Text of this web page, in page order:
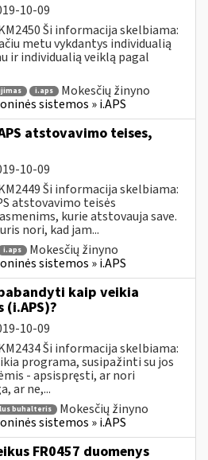
10-09
Ši informacija skelbiama:
metu vykdantys individualią
ir individualią veiklą pagal
i.aps
Mokesčių žinyno
sistemos » i.APS
atstovavimo teises,
10-09
Ši informacija skelbiama:
atstovavimo teisės
kurie atstovauja save.
nori, kad jam...
i.aps
Mokesčių žinyno
sistemos » i.APS
kaip veikia
10-09
Ši informacija skelbiama:
programa, susipažinti su jos
- apsispręsti, ar nori
ar ne,...
buhalteris
Mokesčių žinyno
sistemos » i.APS
FR0457 duomenys